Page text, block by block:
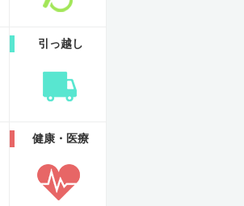
引っ越し
健康・医療